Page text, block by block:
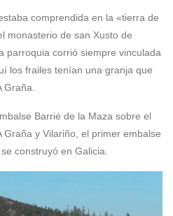
comprendida en la «tierra de
monasterio de san Xusto de
parroquia corrió siempre vinculada
los frailes tenían una granja que
Barrié de la Maza sobre el
Graña y Vilariño, el primer embalse
construyó en Galicia.